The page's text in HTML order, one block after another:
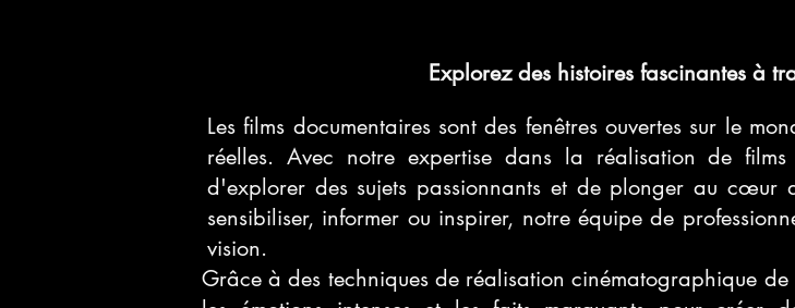
Explorez des histoires fascinantes à
Les films documentaires sont des fenêtres ouvertes sur le
réelles. Avec notre expertise dans la réalisation de
d'explorer des sujets passionnants et de plonger au cœur
sensibiliser, informer ou inspirer, notre équipe de
vision.
Grâce à des techniques de réalisation cinématographique